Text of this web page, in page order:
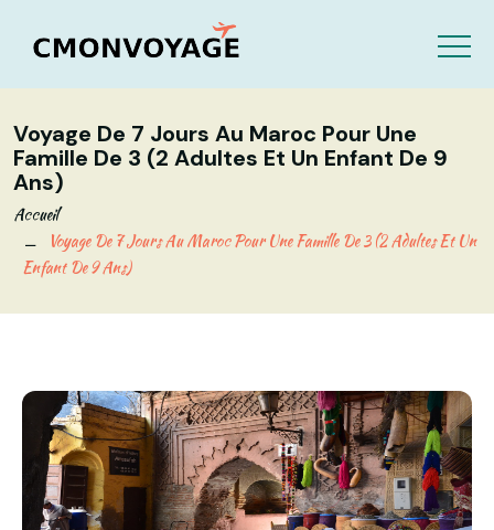
Voyage De 7 Jours Au Maroc Pour Une
Famille De 3 (2 Adultes Et Un Enfant De 9
Ans)
Accueil
Voyage De 7 Jours Au Maroc Pour Une Famille De 3 (2 Adultes Et Un
Enfant De 9 Ans)